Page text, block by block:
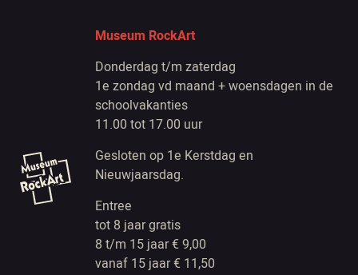
Museum RockArt
Donderdag t/m zaterdag
1e zondag vd maand + woensdagen in de
schoolvakanties
11.00 tot 17.00 uur
Gesloten op 1e Kerstdag en
Nieuwjaarsdag.
Entree
tot 8 jaar gratis
8 t/m 15 jaar € 9,00
vanaf 15 jaar € 11,50